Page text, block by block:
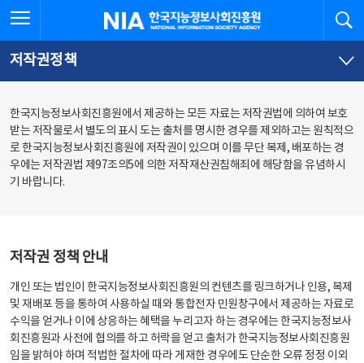
문
로
가
체
뉴
바
가
한국지능정보사회진흥원
저작권정책
한국지능정보사회진흥원에서 제공하는 모든 자료는 저작권법에 의하여 보호
받는 저작물로서 별도의 표시 도는 출처를 명시한 경우를 제외하고는 원칙적으
로 한국지능정보사회진흥원에 저작권이 있으며 이를 무단 복제, 배포하는 경
우에는 저작권법 제97조의5에 의한 저작재산권침해죄에 해당함을 유념하시
기 바랍니다.
저작권 정책 안내
개인 또는 법인이 한국지능정보사회진흥원의 컨텐츠를 링크하거나 인용, 복제
및 재배포 등을 통하여 사용하실 때와 통합전자 민원창구에서 제공하는 자료로
수익을 얻거나 이에 상응하는 혜택을 누리고자 하는 경우에는 한국지능정보사
회진흥원과 사전에 협의를 하고 허락을 얻고 출처가 한국지능정보사회진흥원
임을 밝혀야 하며 적법한 절차에 따라 게재한 경우에도 단순한 오류 정정 이외